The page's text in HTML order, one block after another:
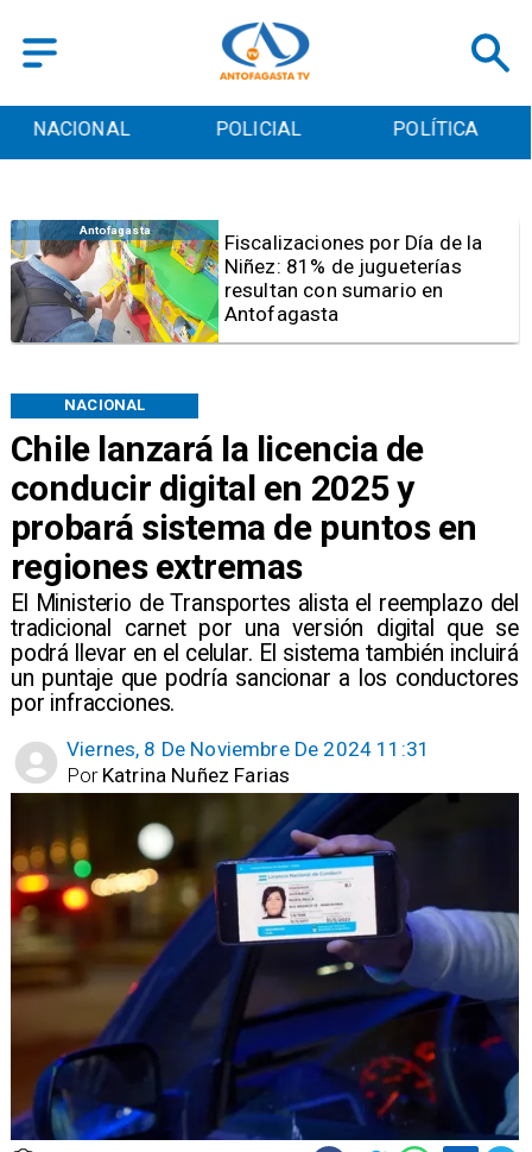
POLICIAL POLÍTICA CULTURA
Chile lanzará la licencia de
conducir digital en 2025 y
probará sistema de puntos en
regiones extremas
​El Ministerio de Transportes alista el reemplazo del
tradicional carnet por una versión digital que se
podrá llevar en el celular. El sistema también incluirá
un puntaje que podría sancionar a los conductores
por infracciones.
NACIONAL
Viernes, 8 De Noviembre De 2024 11:31
Katrina Nuñez Farias
Por
Antofagasta
Tribunal frena opción de pena
mixta para Karen Rojo por ahora